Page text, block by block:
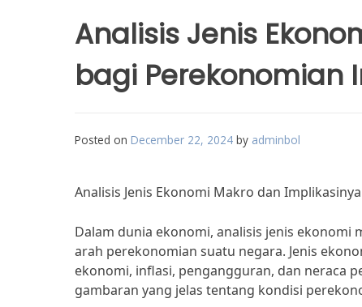
Analisis Jenis
bagi Perekonomian
Posted on December 22, 2024 by adminbol
Analisis Jenis Ekonomi Makro dan
Dalam dunia ekonomi, analisis jenis
arah perekonomian suatu negara. Jenis
ekonomi, inflasi, pengangguran, dan neraca
gambaran yang jelas tentang kondisi